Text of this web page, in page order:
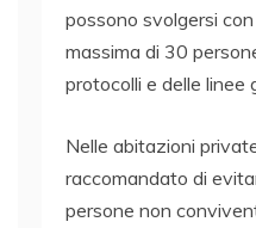
possono svolgersi
massima di 30
protocolli e delle linee
Nelle abitazioni
raccomandato di
persone non